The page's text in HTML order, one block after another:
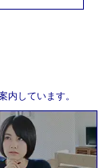
内しています。